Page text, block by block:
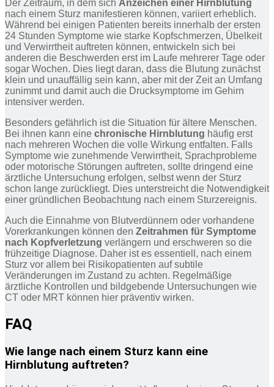
Der Zeitraum, in dem sich Anzeichen einer Hirnblutung
nach einem Sturz manifestieren können, variiert erheblich.
Während bei einigen Patienten bereits innerhalb der ersten
24 Stunden Symptome wie starke Kopfschmerzen, Übelkeit
und Verwirrtheit auftreten können, entwickeln sich bei
anderen die Beschwerden erst im Laufe mehrerer Tage oder
sogar Wochen. Dies liegt daran, dass die Blutung zunächst
klein und unauffällig sein kann, aber mit der Zeit an Umfang
zunimmt und damit auch die Drucksymptome im Gehirn
intensiver werden.
Besonders gefährlich ist die Situation für ältere Menschen.
Bei ihnen kann eine chronische Hirnblutung häufig erst
nach mehreren Wochen die volle Wirkung entfalten. Falls
Symptome wie zunehmende Verwirrtheit, Sprachprobleme
oder motorische Störungen auftreten, sollte dringend eine
ärztliche Untersuchung erfolgen, selbst wenn der Sturz
schon lange zurückliegt. Dies unterstreicht die Notwendigkeit
einer gründlichen Beobachtung nach einem Sturzereignis.
Auch die Einnahme von Blutverdünnern oder vorhandene
Vorerkrankungen können den Zeitrahmen für Symptome
nach Kopfverletzung verlängern und erschweren so die
frühzeitige Diagnose. Daher ist es essentiell, nach einem
Sturz vor allem bei Risikopatienten auf subtile
Veränderungen im Zustand zu achten. Regelmäßige
ärztliche Kontrollen und bildgebende Untersuchungen wie
CT oder MRT können hier präventiv wirken.
FAQ
Wie lange nach einem Sturz kann eine
Hirnblutung auftreten?